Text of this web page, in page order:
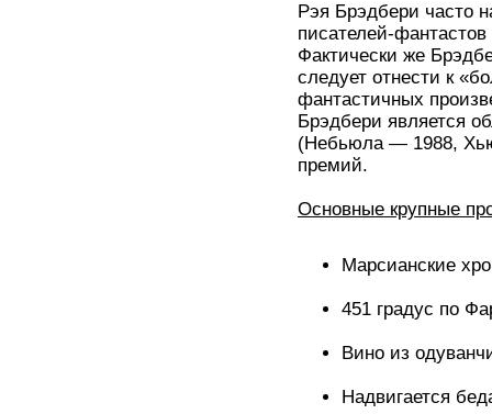
Рэя Брэдбери часто
писателей-
Фактически же
следует отнести к
фантастичных
Брэдбери является
(Небьюла — 1988,
премий.
Основные крупные
Марсианские
451 градус по
Вино из
Надвигается